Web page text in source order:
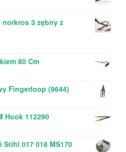
3 zębny z
80 Cm
Fingerloop (9644)
Hook 112290
017 018 MS170